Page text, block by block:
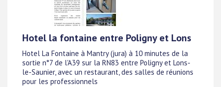
Hotel la fontaine entre Poligny et Lons
Hotel La Fontaine à Mantry (jura) à 10 minutes de la
sortie n°7 de l'A39 sur la RN83 entre Poligny et Lons-
le-Saunier, avec un restaurant, des salles de réunions
pour les professionnels